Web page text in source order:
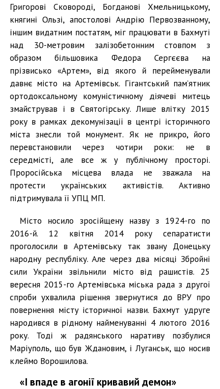
Григорові Сковороді, Богданові Хмельницькому,
княгині Ользі, апостолові Андрію Первозванному,
іншим видатним постатям, міг працювати в Бахмуті
над 30-метровим залізобетонним стовпом з
образом більшовика Федора Сергєєва на
прізвисько «Артем», від якого й перейменували
давнє місто на Артемівськ. Гігантський пам’ятник
ортодоксальному комуністичному діячеві митець
змайстрував і в Святогірську. Лише влітку 2015
року в рамках декомунізації в центрі історичного
міста знесли той монумент. Як не прикро, його
перевстановили через чотири роки: не в
середмісті, але все ж у публічному просторі.
Проросійська місцева влада не зважала на
протести українських активістів. Активно
підтримувала її УПЦ МП.
Місто носило зросійщену назву з 1924-го по
2016-й. 12 квітня 2014 року сепаратисти
проголосили в Артемівську так звану Донецьку
народну республіку. Але через два місяці Збройні
сили України звільнили місто від рашистів. 25
вересня 2015-го Артемівська міська рада з другої
спроби ухвалила рішення звернутися до ВРУ про
повернення місту історичної назви. Бахмут удруге
народився в рідному найменуванні 4 лютого 2016
року. Тоді ж радянського наративу позбулися
Маріуполь, що був Ждановим, і Луганськ, що носив
клеймо Ворошилова.
«І впаде в агонії кривавий демон»